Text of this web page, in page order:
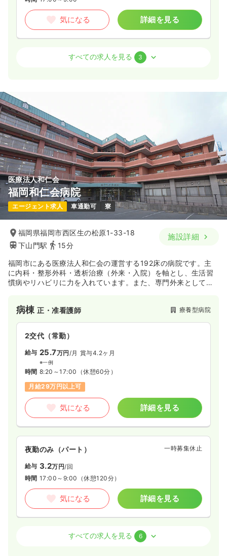
気になる 詳細を見る
正・准看護師
時間 8:30～17:30
4週8休以上
月給33万円以上可
気になる 詳細を見る
検診・健診正看護師 一般病院
日勤のみ（常勤） 一時募集休止
給与 20.7万円/月 賞与1.5ヶ月
※経験3年の例
時間
8:30～17:30
日祝休み
4週8休以上
担当業務未経験可
月給25万円以上可
オペ室(手術室) 一般病院
日勤のみ（常勤）
給与 20.0〜28.0万円/月 賞与59.5〜80.5万円
時間 8:30～17:30（休憩60分）
4週8休以上
月給28万円以上可
気になる 詳細を見る
すべての求人を見る 3
医療法人和仁会
福岡和仁会病院
エージェント求人 車通勤可 寮
福岡県福岡市西区生の松原1-33-18
下山門駅
15分
施設詳細
福岡市にある医療法人和仁会の運営する192床の病院です。主
に内科・整形外科・透析治療（外来・入院）を軸とし、生活習
慣病やリハビリに力を入れています。また、専門外来として、
力しており、訪問から通所、そしてフィットネスセンターなど
を整備し、地域の皆さまの健康作りを総合的に支援している病
院です。創立当時より高齢者の方への支援をメインに、地域の
方から信頼される病院として地域のニーズに応えながら地域医
療に貢献してきました。無料送迎バスの運行もしており、患者
様へのアクセス面も考慮されています。
病棟正・准看護師 療養型病院
2交代（常勤）
給与 25.7万円/月 賞与4.2ヶ月
※一例
時間 8:20～17:00 （休憩60分）
月給29万円以上可
気になる 詳細を見る
夜勤のみ（パート） 一時募集休止
給与 3.2万円/回
時間 17:00～9:00 （休憩120分）
気になる 詳細を見る
正看護師
すべての求人を見る 6